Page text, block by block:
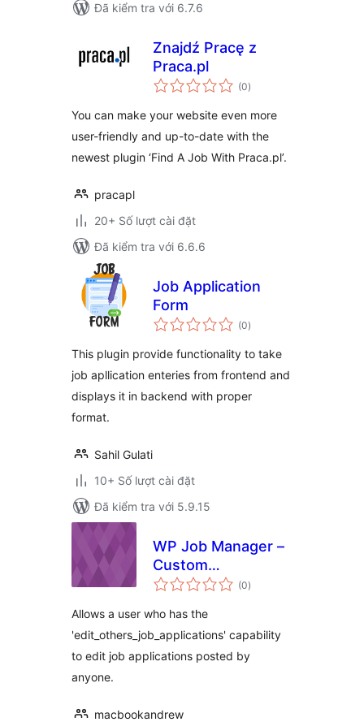
Đã kiểm tra với 6.7.6
Znajdź Pracę z
Praca.pl
(0tổng
đánh
)
You can make your website even more
user-friendly and up-to-date with the
newest plugin ‘Find A Job With Praca.pl’.
pracapl
20+ Số lượt cài đặt
Đã kiểm tra với 6.6.6
Job Application
Form
(0tổng
đánh
)
This plugin provide functionality to take
job apllication enteries from frontend and
displays it in backend with proper
format.
Sahil Gulati
10+ Số lượt cài đặt
Đã kiểm tra với 5.9.15
WP Job Manager –
Custom
Management Role
(0tổng
đánh
)
Allows a user who has the
'edit_others_job_applications' capability
to edit job applications posted by
anyone.
macbookandrew